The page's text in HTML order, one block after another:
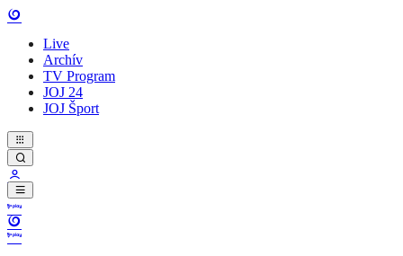
Live
Archív
TV Program
JOJ 24
JOJ Šport